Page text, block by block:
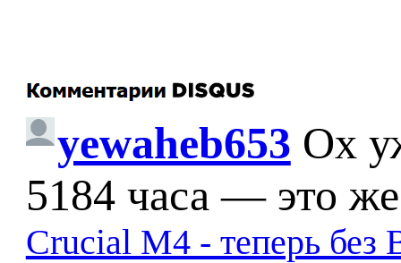
yewaheb653 Ох
5184 часа — это
Crucial M4 - теперь без